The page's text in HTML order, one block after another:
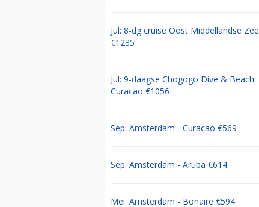
Jul: 8-dg cruise Oost Middellandse Zee
€1235
Jul: 9-daagse Chogogo Dive & Beach
Curacao €1056
Sep: Amsterdam - Curacao €569
Sep: Amsterdam - Aruba €614
Mei: Amsterdam - Bonaire €594